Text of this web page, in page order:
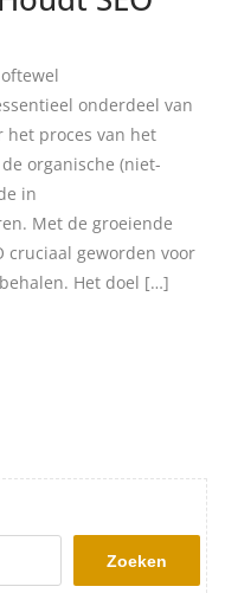
onderdeel van
het proces van het
organische (niet-
in
Met de groeiende
cruciaal geworden voor
Het doel […]
Zoeken